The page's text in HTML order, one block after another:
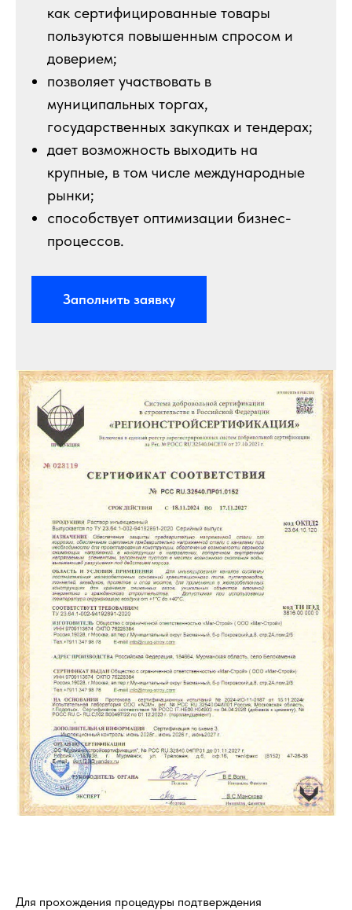
как сертифицированные товары
пользуются повышенным спросом и
доверием;
позволяет участвовать в
муниципальных торгах,
государственных закупках и тендерах;
дает возможность выходить на
крупные, в том числе международные
рынки;
способствует оптимизации бизнес-
процессов.
Заполнить заявку
Для прохождения процедуры подтверждения